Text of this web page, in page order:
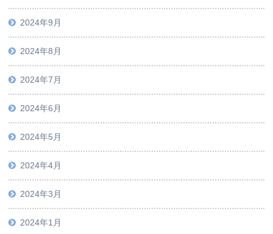
2024年9月
2024年8月
2024年7月
2024年6月
2024年5月
2024年4月
2024年3月
2024年1月